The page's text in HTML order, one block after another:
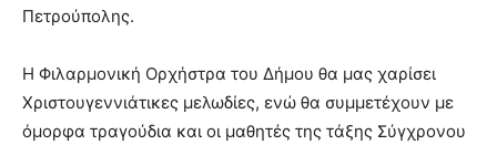
Πετρούπολης.
Η Φιλαρμονική Ορχήστρα του Δήμου θα μας χαρίσει
Χριστουγεννιάτικες μελωδίες, ενώ θα συμμετέχουν με
όμορφα τραγούδια και οι μαθητές της τάξης Σύγχρονου